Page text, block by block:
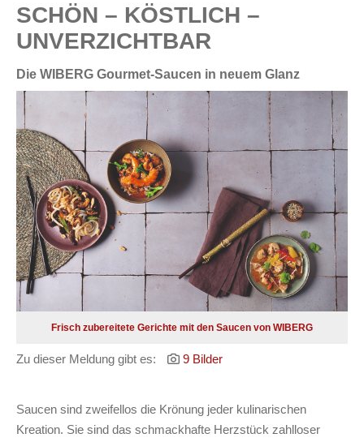
KONTAKT
SCHÖN – KÖSTLICH –
UNVERZICHTBAR
Die WIBERG Gourmet-Saucen in neuem Glanz
Frisch zubereitete Gerichte mit den Saucen von WIBERG
Zu dieser Meldung gibt es: 9 Bilder
Saucen sind zweifellos die Krönung jeder kulinarischen
Kreation. Sie sind das schmackhafte Herzstück zahlloser